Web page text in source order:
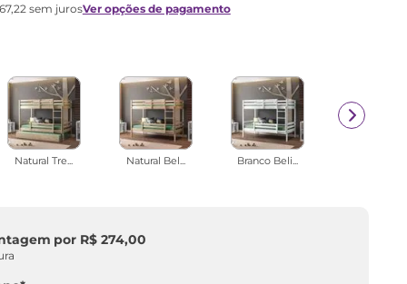
,22 sem jurosVer opções de pagamento
Natural Tre... Natural Bel... Branco Beli...
por R$ 274,00